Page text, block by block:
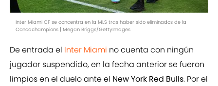
Inter Miami CF se concentra en la MLS tras haber sido eliminados de la
Concachampions | Megan Briggs/GettyImages
De entrada el Inter Miami no cuenta con ningún
jugador suspendido, en la fecha anterior se fueron
limpios en el duelo ante el New York Red Bulls. Por el